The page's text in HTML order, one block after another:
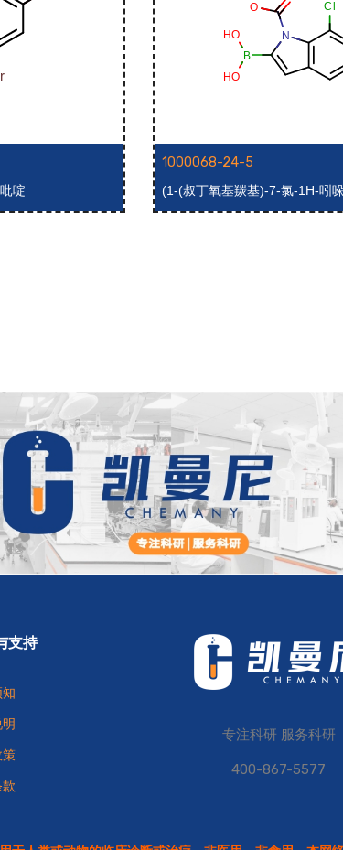
啶
1000068-24-5
(1-(叔丁氧基羰基)-7-氯-1H-吲
支持
策
款
专注科研 服务科研
400-867-5577